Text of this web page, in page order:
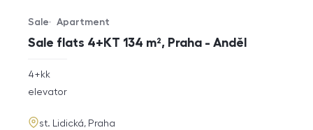
Sale flats 4+KT 134 m², Praha - Anděl
Offer type
Sale
Property type
Apartment
rozměry
4+kk
funkce
elevator
adresa
st. Lidická, Praha